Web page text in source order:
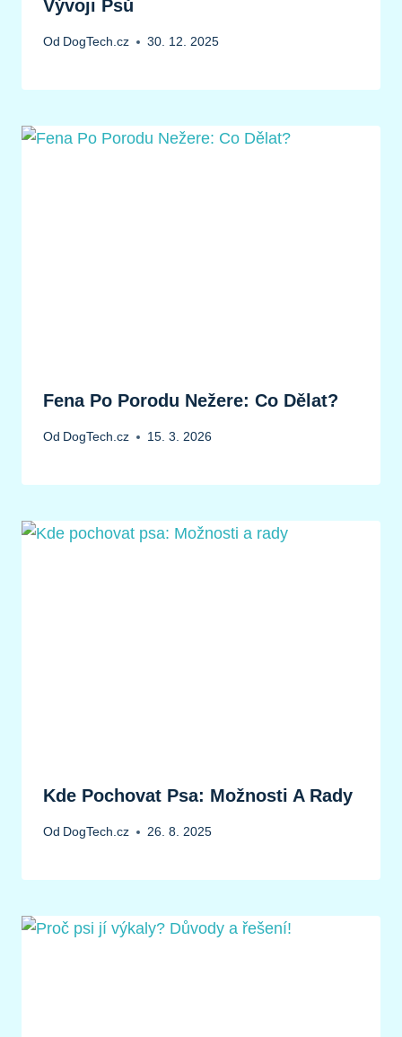
Vývoji Psů
Od DogTech.cz 30. 12. 2025
Fena Po Porodu Nežere: Co Dělat?
Od DogTech.cz 15. 3. 2026
Kde Pochovat Psa: Možnosti A Rady
Od DogTech.cz 26. 8. 2025